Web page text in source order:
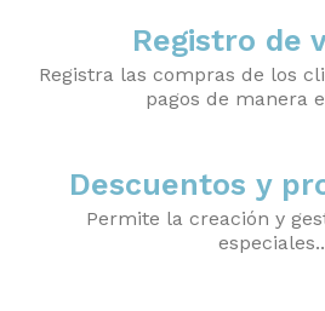
Registro de
Registra las compras de los
pagos de manera
Descuentos y
Permite la creación y
especiales..